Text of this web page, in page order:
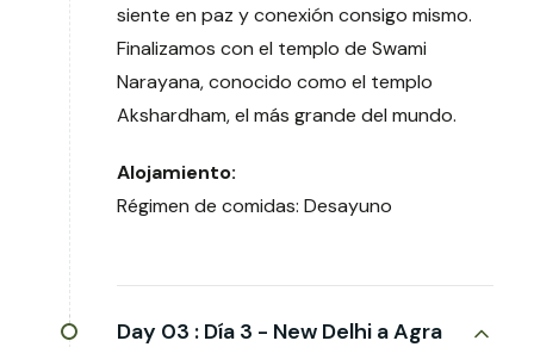
siente en paz y conexión consigo mismo.
Finalizamos con el templo de Swami
Narayana, conocido como el templo
Akshardham, el más grande del mundo.
Alojamiento:
Régimen de comidas: Desayuno
Day 03 : Día 3 - New Delhi a Agra